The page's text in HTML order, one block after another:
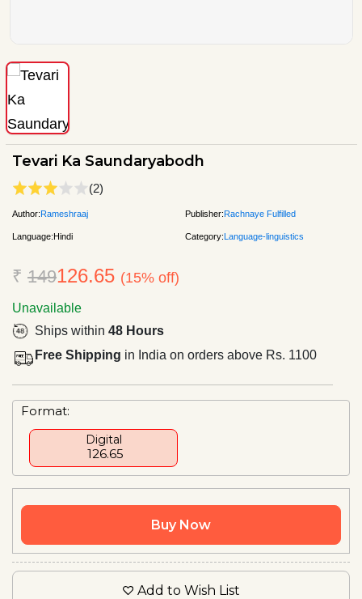
Tevari Ka Saundaryabodh
(2)
Author:Rameshraaj Publisher:Rachnaye Fulfilled
Language:Hindi Category:Language-linguistics
₹ 149126.65 (15% off)
Unavailable
Ships within 48 Hours
Free Shipping in India on orders above Rs. 1100
Format:
Digital
₹ 126.65
Buy Now
Add to Wish List